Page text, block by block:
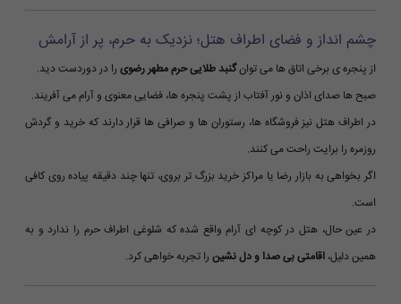
چشم انداز و فضای اطراف هتل؛ نزدیک به حرم، پر از آرامش
از پنجره ی برخی اتاق ها می توانگنبد طلایی حرم مطهر رضوی را در دوردست دید.
صبح ها صدای اذان و نور آفتاب از پشت پنجره ها، فضایی معنوی و آرام می آفریند.
در اطراف هتل نیز فروشگاه ها، رستوران ها و صرافی ها قرار دارند که خرید و گردش
روزمره را برایت راحت می کنند.
اگر بخواهی به بازار رضا یا مراکز خرید بزرگ تر بروی، تنها چند دقیقه پیاده روی کافی
است.
در عین حال، هتل در کوچه ای آرام واقع شده که شلوغی اطراف حرم را ندارد و به
همین دلیل، اقامتی بی صدا و دل نشین را تجربه خواهی کرد.